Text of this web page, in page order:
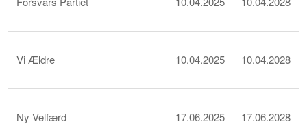
Vi Ældre 10.04.2025 10.04.2028
Ny Velfærd 17.06.2025 17.06.2028